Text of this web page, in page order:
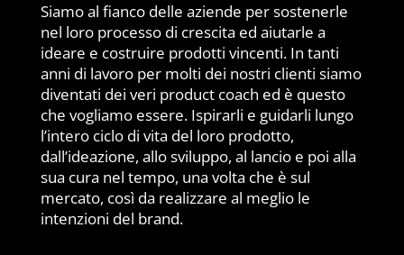
Siamo al fianco delle aziende per sostenerle
nel loro processo di crescita ed aiutarle a
ideare e costruire prodotti vincenti. In tanti
anni di lavoro per molti dei nostri clienti siamo
diventati dei veri product coach ed è questo
che vogliamo essere. Ispirarli e guidarli lungo
l’intero ciclo di vita del loro prodotto,
dall’ideazione, allo sviluppo, al lancio e poi alla
sua cura nel tempo, una volta che è sul
mercato, così da realizzare al meglio le
intenzioni del brand.